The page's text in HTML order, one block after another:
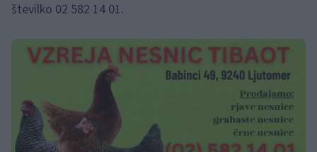
številko 02 582 14 01.